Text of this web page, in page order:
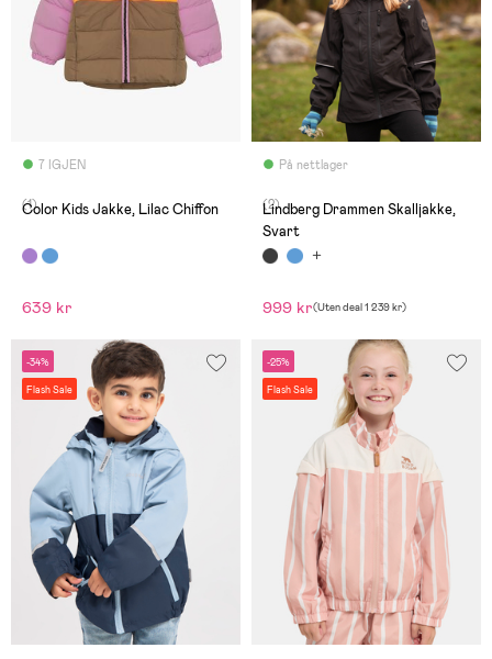
7 IGJEN
(1)
Color Kids Jakke, Lilac Chiffon
639 kr
På nettlager
(2)
Lindberg Drammen Skalljakke,
Svart
999 kr(Uten deal1 239 kr)
-34%
Flash Sale
-25%
Flash Sale